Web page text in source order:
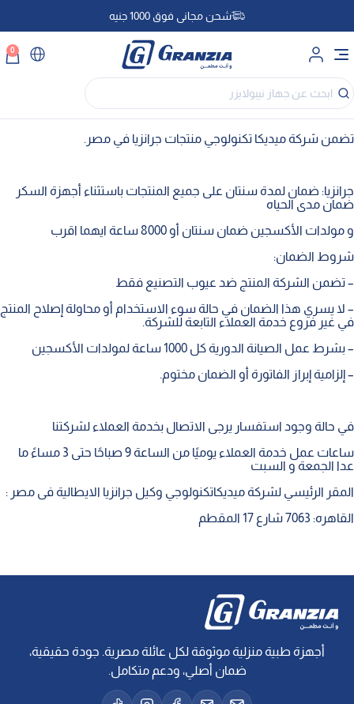
شحن مجاني فوق 1000 جنيه
0
تضمن شركة ميديكا تكنولوجي منتجات جرانزيا في مصر.
جرانزيا: ضمان لمدة سنتان على جميع المنتجات باستثناء أجهزة السكر
ضمان مدى الحياه
و مولدات الأكسجين ضمان سنتان أو 8000 ساعة ايهما اقرب
شروط الضمان:
– تضمن الشركة المنتج ضد عيوب التصنيع فقط
– لا يسري هذا الضمان في حالة سوء الاستخدام أو محاولة إصلاح المنتج
في غير فروع خدمة العملاء التابعة للشركة.
– بشرط عمل الصيانة الدورية كل 1000 ساعة لمولدات الأكسجين
– إلزامية إبراز الفاتورة أو الضمان مختوم.
في حالة وجود استفسار يرجى الاتصال بخدمة العملاء لشركتنا
ساعات عمل خدمة العملاء يوميًا من الساعة 9 صباحًا حتى 3 مساءً ما
عدا الجمعة و السبت
المقر الرئيسي لشركة ميديكاتكنولوجي وكيل جرانزيا الايطالية فى مصر :
القاهره: 7063 شارع 17 المقطم
أجهزة طبية منزلية موثوقة لكل عائلة مصرية. جودة حقيقية،
ضمان أصلي، ودعم متكامل.